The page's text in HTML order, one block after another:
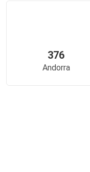
376
Andorra